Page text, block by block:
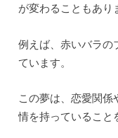
が変わることもあり
例えば、赤いバラの
ています。
この夢は、恋愛関
情を持っていること